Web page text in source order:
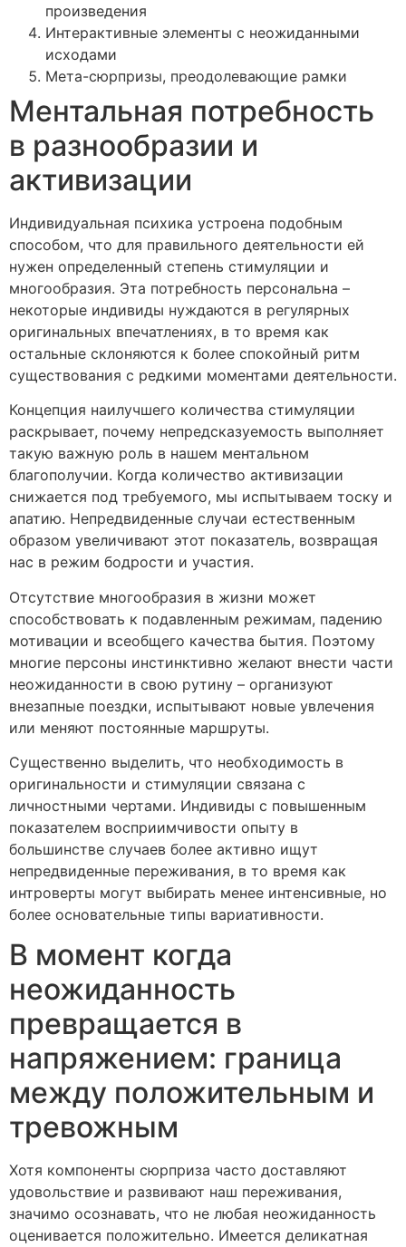
произведения
Интерактивные элементы с неожиданными
исходами
Мета-сюрпризы, преодолевающие рамки
Ментальная потребность
в разнообразии и
активизации
Индивидуальная психика устроена подобным
способом, что для правильного деятельности ей
нужен определенный степень стимуляции и
многообразия. Эта потребность персональна –
некоторые индивиды нуждаются в регулярных
оригинальных впечатлениях, в то время как
остальные склоняются к более спокойный ритм
существования с редкими моментами деятельности.
Концепция наилучшего количества стимуляции
раскрывает, почему непредсказуемость выполняет
такую важную роль в нашем ментальном
благополучии. Когда количество активизации
снижается под требуемого, мы испытываем тоску и
апатию. Непредвиденные случаи естественным
образом увеличивают этот показатель, возвращая
нас в режим бодрости и участия.
Отсутствие многообразия в жизни может
способствовать к подавленным режимам, падению
мотивации и всеобщего качества бытия. Поэтому
многие персоны инстинктивно желают внести части
неожиданности в свою рутину – организуют
внезапные поездки, испытывают новые увлечения
или меняют постоянные маршруты.
Существенно выделить, что необходимость в
оригинальности и стимуляции связана с
личностными чертами. Индивиды с повышенным
показателем восприимчивости опыту в
большинстве случаев более активно ищут
непредвиденные переживания, в то время как
интроверты могут выбирать менее интенсивные, но
более основательные типы вариативности.
В момент когда
неожиданность
превращается в
напряжением: граница
между положительным и
тревожным
Хотя компоненты сюрприза часто доставляют
удовольствие и развивают наш переживания,
значимо осознавать, что не любая неожиданность
оценивается положительно. Имеется деликатная